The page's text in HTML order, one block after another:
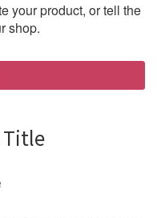
your product, or tell the
shop.
Title